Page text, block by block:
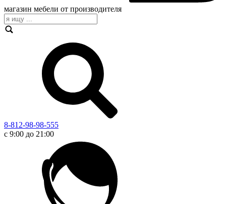
магазин мебели от производителя
8-812-98-98-555
с 9:00 до 21:00